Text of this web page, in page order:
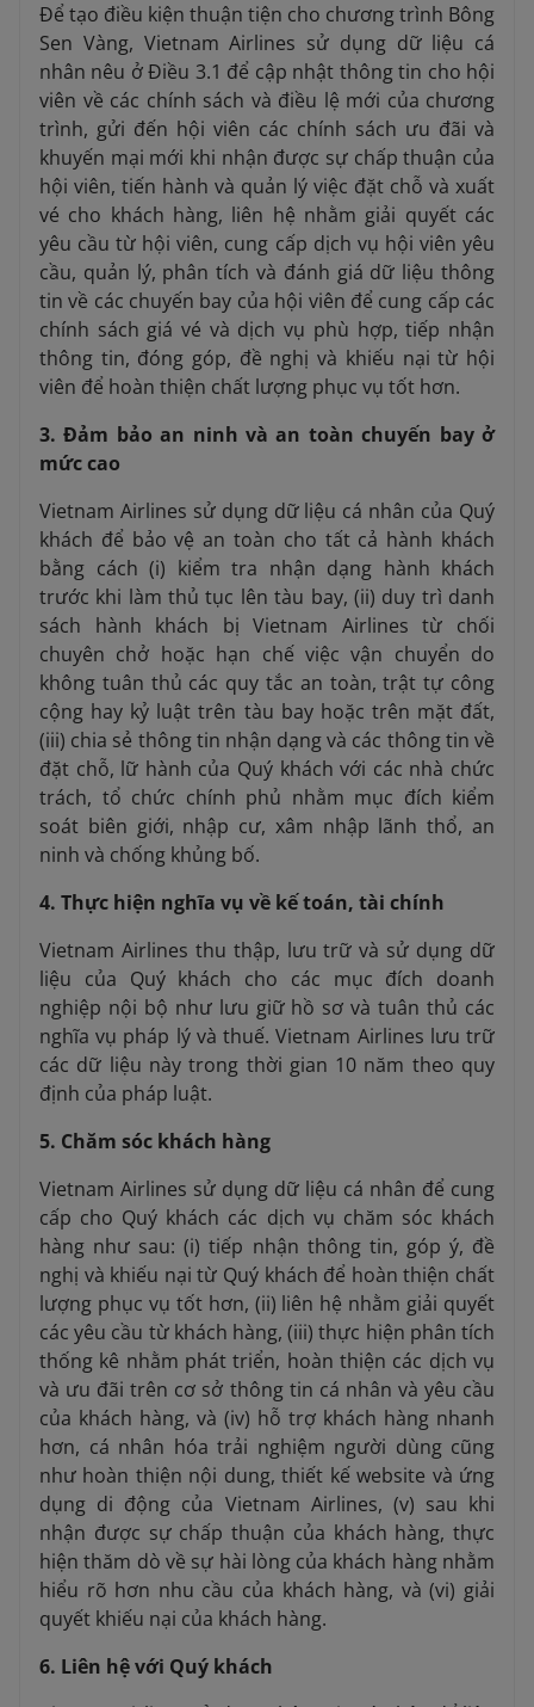
Để tạo điều kiện thuận tiện cho chương trình Bông
Sen Vàng, Vietnam Airlines sử dụng dữ liệu cá
nhân nêu ở Điều 3.1 để cập nhật thông tin cho hội
viên về các chính sách và điều lệ mới của chương
trình, gửi đến hội viên các chính sách ưu đãi và
khuyến mại mới khi nhận được sự chấp thuận của
hội viên, tiến hành và quản lý việc đặt chỗ và xuất
vé cho khách hàng, liên hệ nhằm giải quyết các
yêu cầu từ hội viên, cung cấp dịch vụ hội viên yêu
cầu, quản lý, phân tích và đánh giá dữ liệu thông
tin về các chuyến bay của hội viên để cung cấp các
chính sách giá vé và dịch vụ phù hợp, tiếp nhận
thông tin, đóng góp, đề nghị và khiếu nại từ hội
viên để hoàn thiện chất lượng phục vụ tốt hơn.
3. Đảm bảo an ninh và an toàn chuyến bay ở
mức cao
Vietnam Airlines sử dụng dữ liệu cá nhân của Quý
khách để bảo vệ an toàn cho tất cả hành khách
bằng cách (i) kiểm tra nhận dạng hành khách
trước khi làm thủ tục lên tàu bay, (ii) duy trì danh
sách hành khách bị Vietnam Airlines từ chối
chuyên chở hoặc hạn chế việc vận chuyển do
không tuân thủ các quy tắc an toàn, trật tự công
cộng hay kỷ luật trên tàu bay hoặc trên mặt đất,
(iii) chia sẻ thông tin nhận dạng và các thông tin về
đặt chỗ, lữ hành của Quý khách với các nhà chức
trách, tổ chức chính phủ nhằm mục đích kiểm
soát biên giới, nhập cư, xâm nhập lãnh thổ, an
ninh và chống khủng bố.
4. Thực hiện nghĩa vụ về kế toán, tài chính
Vietnam Airlines thu thập, lưu trữ và sử dụng dữ
liệu của Quý khách cho các mục đích doanh
nghiệp nội bộ như lưu giữ hồ sơ và tuân thủ các
nghĩa vụ pháp lý và thuế. Vietnam Airlines lưu trữ
các dữ liệu này trong thời gian 10 năm theo quy
định của pháp luật.
5. Chăm sóc khách hàng
Vietnam Airlines sử dụng dữ liệu cá nhân để cung
cấp cho Quý khách các dịch vụ chăm sóc khách
hàng như sau: (i) tiếp nhận thông tin, góp ý, đề
nghị và khiếu nại từ Quý khách để hoàn thiện chất
lượng phục vụ tốt hơn, (ii) liên hệ nhằm giải quyết
các yêu cầu từ khách hàng, (iii) thực hiện phân tích
thống kê nhằm phát triển, hoàn thiện các dịch vụ
và ưu đãi trên cơ sở thông tin cá nhân và yêu cầu
của khách hàng, và (iv) hỗ trợ khách hàng nhanh
hơn, cá nhân hóa trải nghiệm người dùng cũng
như hoàn thiện nội dung, thiết kế website và ứng
dụng di động của Vietnam Airlines, (v) sau khi
nhận được sự chấp thuận của khách hàng, thực
hiện thăm dò về sự hài lòng của khách hàng nhằm
hiểu rõ hơn nhu cầu của khách hàng, và (vi) giải
quyết khiếu nại của khách hàng.
6. Liên hệ với Quý khách